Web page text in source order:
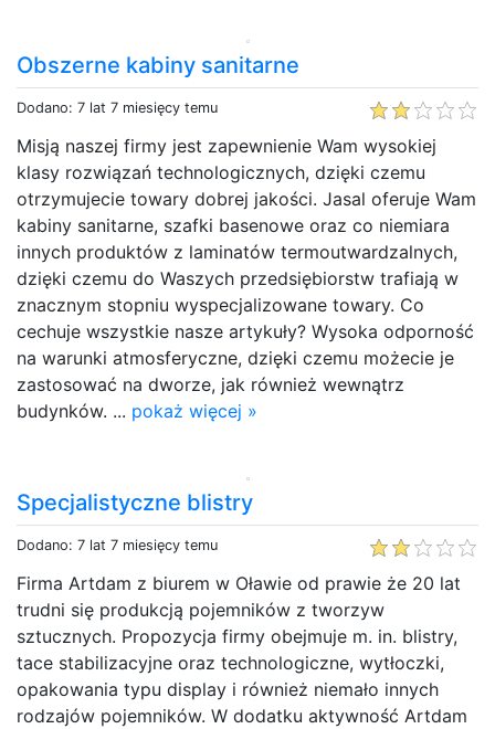
Obszerne kabiny sanitarne
Dodano: 7 lat 7 miesięcy temu
Misją naszej firmy jest zapewnienie Wam wysokiej
klasy rozwiązań technologicznych, dzięki czemu
otrzymujecie towary dobrej jakości. Jasal oferuje Wam
kabiny sanitarne, szafki basenowe oraz co niemiara
innych produktów z laminatów termoutwardzalnych,
dzięki czemu do Waszych przedsiębiorstw trafiają w
znacznym stopniu wyspecjalizowane towary. Co
cechuje wszystkie nasze artykuły? Wysoka odporność
na warunki atmosferyczne, dzięki czemu możecie je
zastosować na dworze, jak również wewnątrz
budynków. ... pokaż więcej »
Specjalistyczne blistry
Dodano: 7 lat 7 miesięcy temu
Firma Artdam z biurem w Oławie od prawie że 20 lat
trudni się produkcją pojemników z tworzyw
sztucznych. Propozycja firmy obejmuje m. in. blistry,
tace stabilizacyjne oraz technologiczne, wytłoczki,
opakowania typu display i również niemało innych
rodzajów pojemników. W dodatku aktywność Artdam